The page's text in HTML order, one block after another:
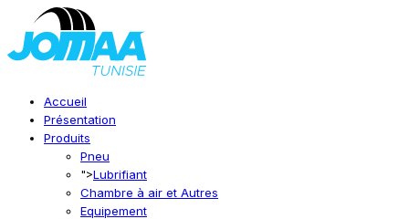
Accueil
Présentation
Produits
Pneu
">Lubrifiant
Chambre à air et Autres
Equipement